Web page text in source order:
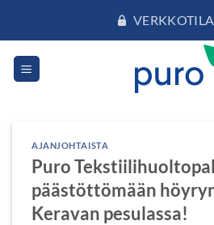
AJANJOHTAISTA
Puro
päästöttömään
Keravan pesulassa!